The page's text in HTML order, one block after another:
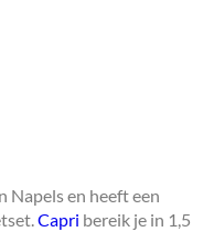
Napels en heeft een
Capri bereik je in 1,5